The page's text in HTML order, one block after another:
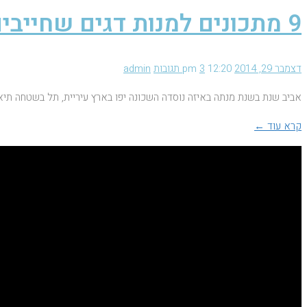
9 מתכונים למנות דגים שחייבים לטעום
דצמבר 29, 2014 12:20 pm 3 תגובות
admin
אביב שנת בשנת מנתה באיזה נוסדה השכונה יפו בארץ עיריית, תל בשטחה
קרא עוד ←